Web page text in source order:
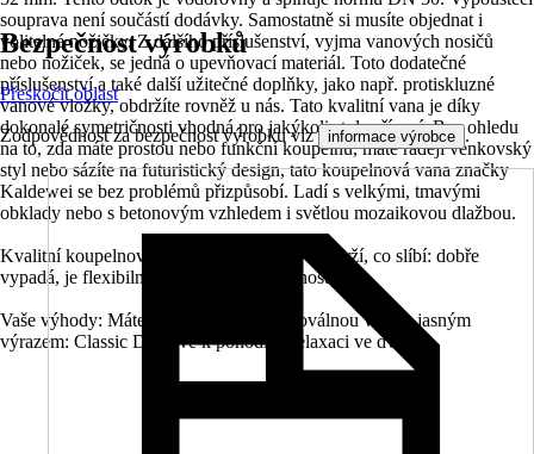
souprava není součástí dodávky. Samostatně si musíte objednat i
volitelné nožičky. Z dalšího příslušenství, vyjma vanových nosičů
nebo nožiček, se jedná o upevňovací materiál. Toto dodatečné
příslušenství a také další užitečné doplňky, jako např. protiskluzné
vanové vložky, obdržíte rovněž u nás. Tato kvalitní vana je díky
dokonalé symetričnosti vhodná pro jakýkoli styl zařízení. Bez ohledu
na to, zda máte prostou nebo funkční koupelnu, máte raději venkovský
styl nebo sázíte na futuristický design, tato koupelnová vana značky
Kaldewei se bez problémů přizpůsobí. Ladí s velkými, tmavými
obklady nebo s betonovým vzhledem i světlou mozaikovou dlažbou.
Kvalitní koupelnová vana značky Kaldewei drží, co slíbí: dobře
vypadá, je flexibilní a má dlouhou životnost.
Vaše výhody: Máte před sebou velkou, oválnou vanu s jasným
výrazem: Classic Duo zve k pohodlné relaxaci ve dvou.
Bezpečnost výrobků
Přeskočit oblast
Zodpovědnost za bezpečnost výrobku viz informace výrobce .